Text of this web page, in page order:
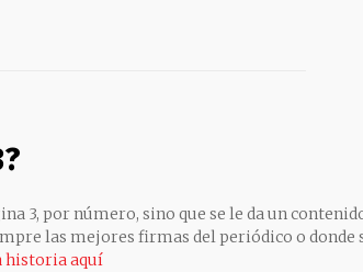
3, por número, sino que se le da un
las mejores firmas del periódico o donde
historia aquí